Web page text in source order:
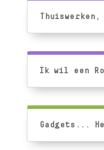
Thuiswerken,
Ik wil een
Gadgets...